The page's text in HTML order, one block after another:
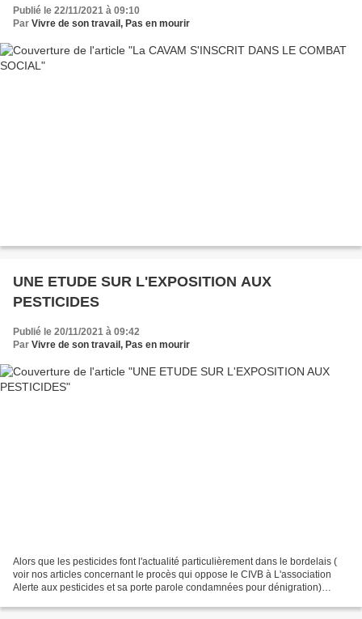
Publié le 22/11/2021 à 09:10
Par Vivre de son travail, Pas en mourir
UNE ETUDE SUR L'EXPOSITION AUX
PESTICIDES
Publié le 20/11/2021 à 09:42
Par Vivre de son travail, Pas en mourir
Alors que les pesticides font l'actualité particulièrement dans le bordelais (
voir nos articles concernant le procès qui oppose le CIVB à L'association
Alerte aux pesticides et sa porte parole condamnées pour dénigration)